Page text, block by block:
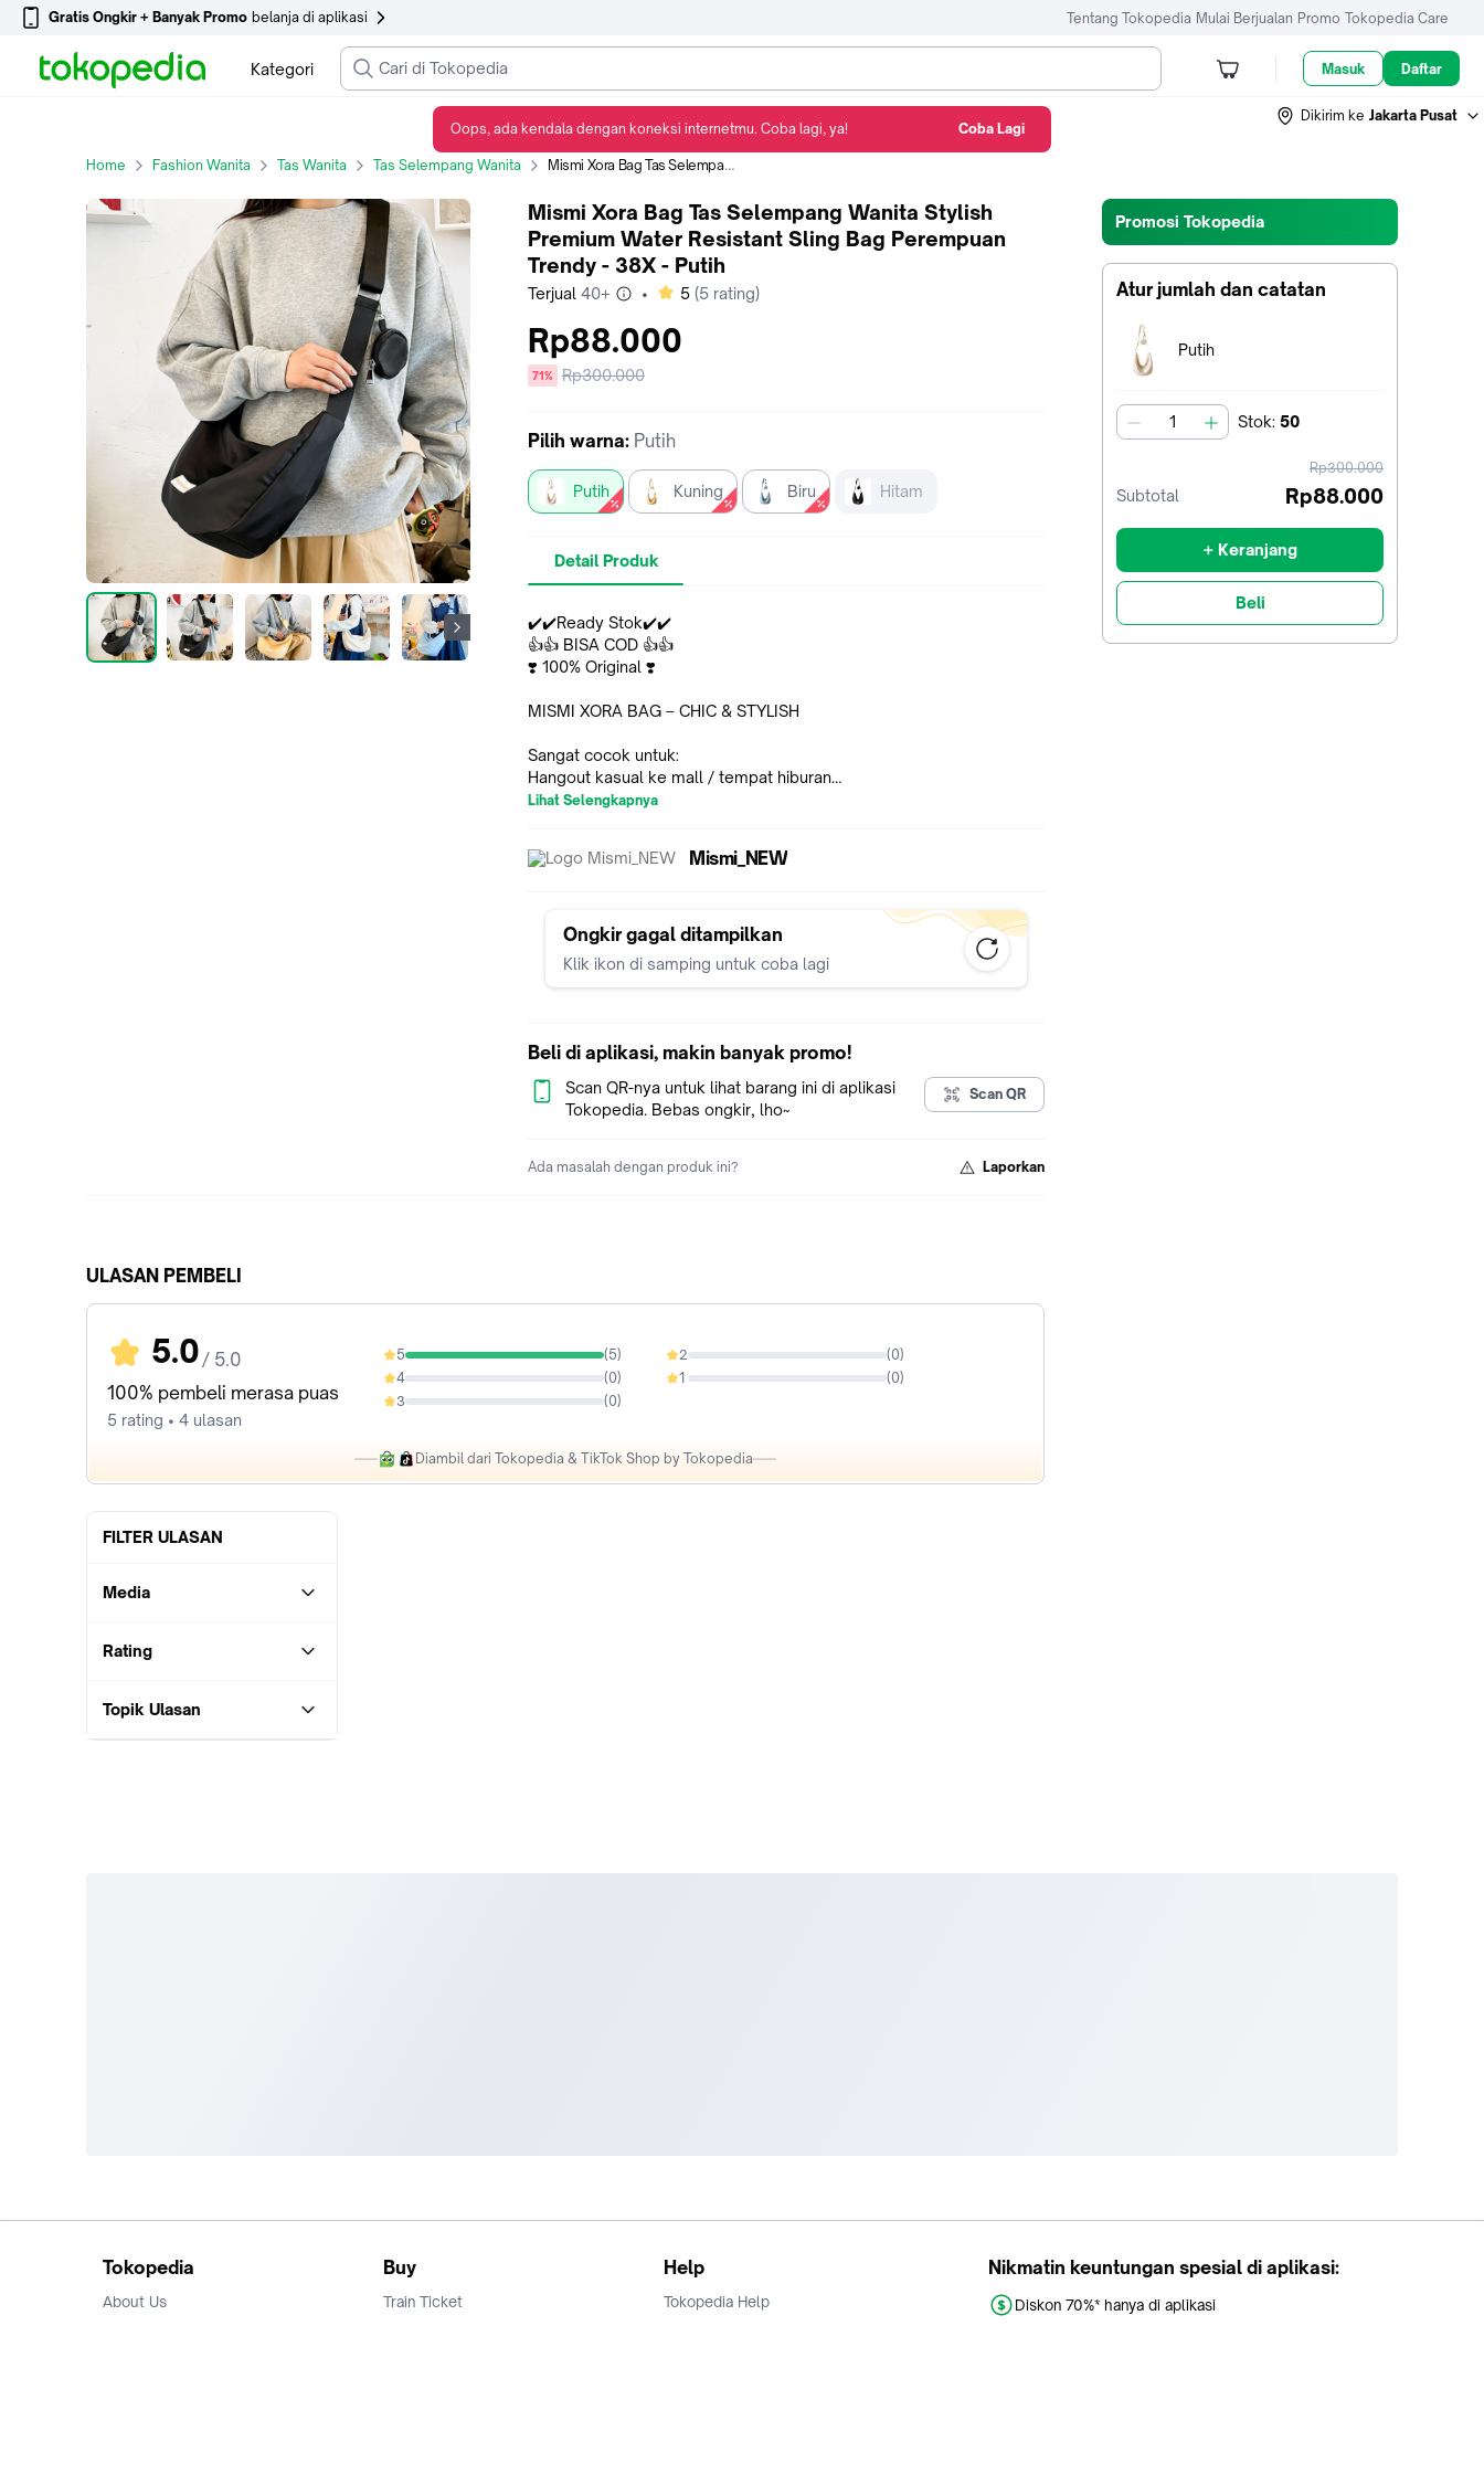
Gratis Ongkir + Banyak Promo belanja di aplikasi Tentang Tokopedia Mulai Berjualan Promo Tokopedia Care
Kategori Masuk Daftar
Dikirim ke Jakarta Pusat
Home Fashion Wanita Tas Wanita Tas Selempang Wanita Mismi Xora Bag Tas Selempang Wanita Stylish Premium Water Resistant Sling Bag Perempuan Trendy - 38X - Putih
Promosi Tokopedia
Atur jumlah dan catatan
Terpilih:
Putih
jumlah Stok: 50
harga
sebelum
Rp300.000
Subtotal Rp88.000
+ Keranjang
Beli
Mismi Xora Bag Tas Selempang Wanita Stylish
Premium Water Resistant Sling Bag Perempuan
Trendy - 38X - Putih
Terjual 40+ • bintang
5 (5 rating)
Rp88.000
diskon
71%
Harga
Rp300.000
Pilih warna: Putih
Putih Kuning Biru Hitam
Detail Produk
✔️✔️Ready Stok✔️✔️
👍👍 BISA COD 👍👍
❣️ 100% Original ❣️
MISMI XORA BAG – CHIC & STYLISH
Sangat cocok untuk:
Hangout kasual ke mall / tempat hiburan
Tempat Kursus / Kuliah
Hadiah ulang tahun
Brand: Mismi
Material: Nilon
Ukuran: P 24 x L 12 x T 23 cm
Warna:
Hitam, Putih, Kuning, Biru
So ladies, tunggu apalagi? Yukk order sekarang juga~~
Lihat Selengkapnya
Mismi_NEW
Ongkir gagal ditampilkan
Klik ikon di samping untuk coba lagi
Beli di aplikasi, makin banyak promo!
Scan QR-nya untuk lihat barang ini di aplikasi
Tokopedia. Bebas ongkir, lho~
Scan QR
Ada masalah dengan produk ini? Laporkan
ULASAN PEMBELI
5.0 / 5.0
100% pembeli merasa puas
5 rating • 4 ulasan
5 (5)
100%
4 (0)
0%
3 (0)
0%
2 (0)
0%
1 (0)
0%
Diambil dari Tokopedia & TikTok Shop by Tokopedia
FILTER ULASAN
Media
Rating
Topik Ulasan
Tokopedia
About Us
Buy
Train Ticket
Help
Tokopedia Help
Nikmatin keuntungan spesial di aplikasi:
Diskon 70%* hanya di aplikasi
Oops, ada kendala dengan koneksi internetmu. Coba lagi, ya! Coba Lagi